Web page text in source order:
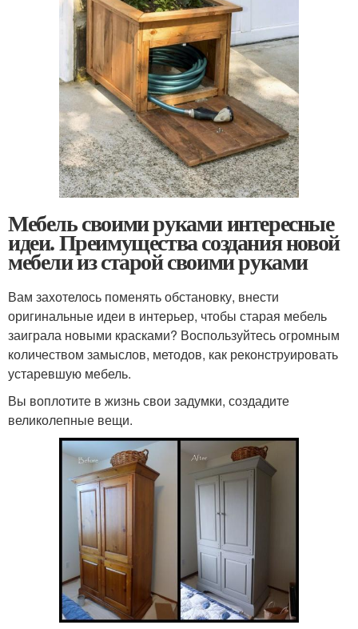
Мебель своими руками интересные
идеи. Преимущества создания новой
мебели из старой своими руками
Вам захотелось поменять обстановку, внести
оригинальные идеи в интерьер, чтобы старая мебель
заиграла новыми красками? Воспользуйтесь огромным
количеством замыслов, методов, как реконструировать
устаревшую мебель.
Вы воплотите в жизнь свои задумки, создадите
великолепные вещи.